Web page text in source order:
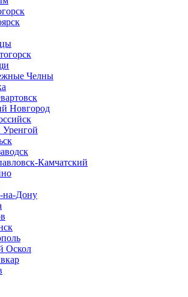
Челны
Новгород
Камчатский
на-Дону
Оскол